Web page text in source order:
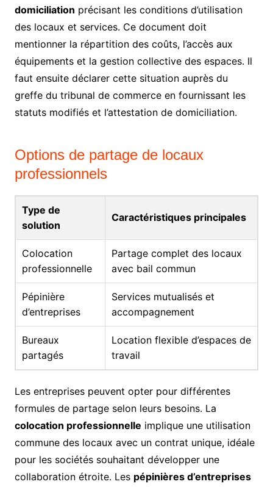
domiciliation précisant les conditions d’utilisation
des locaux et services. Ce document doit
mentionner la répartition des coûts, l’accès aux
équipements et la gestion collective des espaces. Il
faut ensuite déclarer cette situation auprès du
greffe du tribunal de commerce en fournissant les
statuts modifiés et l’attestation de domiciliation.
Options de partage de locaux
professionnels
Type de
solution
Caractéristiques principales
Colocation
professionnelle
Partage complet des locaux
avec bail commun
Pépinière
d’entreprises
Services mutualisés et
accompagnement
Bureaux
partagés
Location flexible d’espaces de
travail
Les entreprises peuvent opter pour différentes
formules de partage selon leurs besoins. La
colocation professionnelle implique une utilisation
commune des locaux avec un contrat unique, idéale
pour les sociétés souhaitant développer une
collaboration étroite. Les pépinières d’entreprises